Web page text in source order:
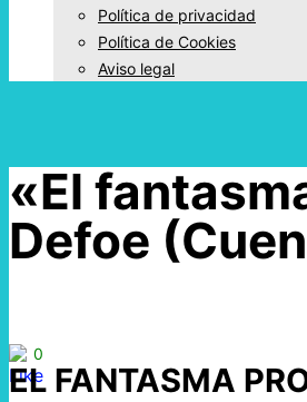
Política de privacidad
Política de Cookies
Aviso legal
«El
Defoe
0
EL FANTASMA